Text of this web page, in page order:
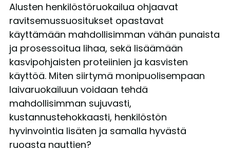
Alusten henkilöstöruokailua ohjaavat
ravitsemussuositukset opastavat
käyttämään mahdollisimman vähän punaista
ja prosessoitua lihaa, sekä lisäämään
kasvipohjaisten proteiinien ja kasvisten
käyttöä. Miten siirtymä monipuolisempaan
laivaruokailuun voidaan tehdä
mahdollisimman sujuvasti,
kustannustehokkaasti, henkilöstön
hyvinvointia lisäten ja samalla hyvästä
ruoasta nauttien?